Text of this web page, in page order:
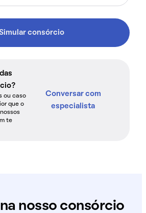
consórcio
ou caso
que o
te
Conversar com
especialista
nosso consórcio